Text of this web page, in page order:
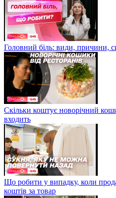
Головний біль: види, причини,
Скільки коштує новорічний
входить
Що робити у випадку, коли
коштів за товар